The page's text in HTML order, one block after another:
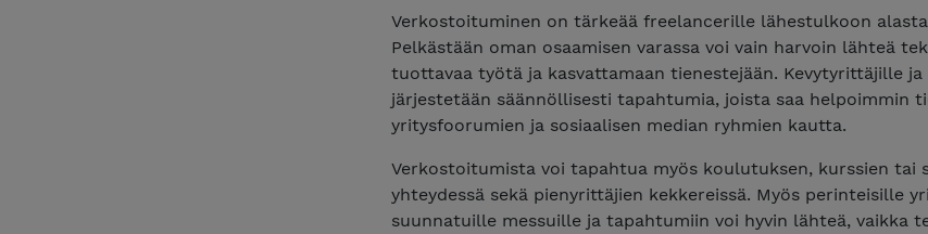
Verkostoituminen on tärkeää freelancerille lähestulkoon
Pelkästään oman osaamisen varassa voi vain harvoin lähteä
tuottavaa työtä ja kasvattamaan tienestejään. Kevytyrittäjille
järjestetään säännöllisesti tapahtumia, joista saa helpoimmin
yritysfoorumien ja sosiaalisen median ryhmien kautta.
Verkostoitumista voi tapahtua myös koulutuksen, kurssien tai
yhteydessä sekä pienyrittäjien kekkereissä. Myös perinteisille
suunnatuille messuille ja tapahtumiin voi hyvin lähteä, vaikka